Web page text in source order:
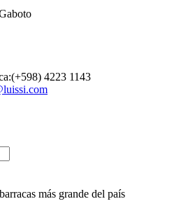
4223 1143
más grande del país